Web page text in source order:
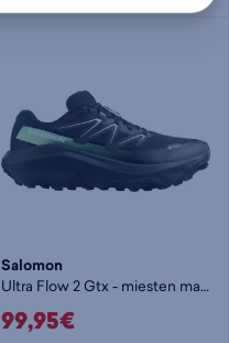
Salomon
Ultra Flow 2 Gtx - miesten maastojuoksukengät
99,95€